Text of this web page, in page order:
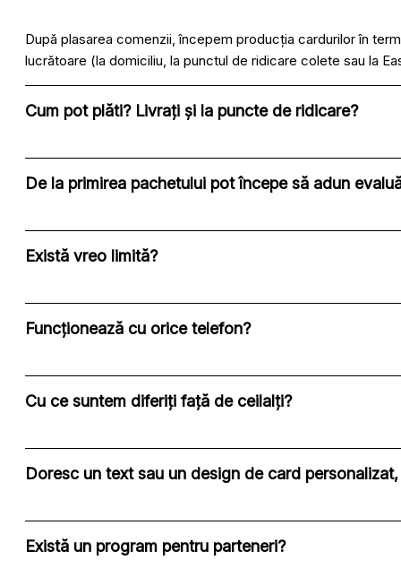
După plasarea comenzii, începem producția cardurilor în
lucrătoare (la domiciliu, la punctul de ridicare colete sau la
Cum pot plăti? Livrați și la puncte de ridicare?
De la primirea pachetului pot începe să adun
Există vreo limită?
Funcționează cu orice telefon?
Cu ce suntem diferiți față de ceilalți?
Doresc un text sau un design de card
Există un program pentru parteneri?